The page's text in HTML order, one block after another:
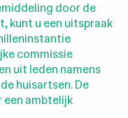
door de
kunt u een uitspraak
commissie
uit leden namens
huisartsen. De
ambtelijk